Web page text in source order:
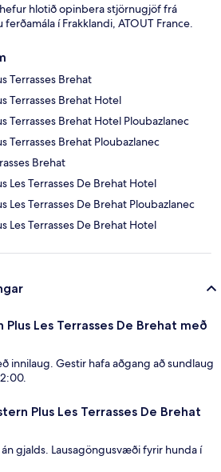
hlotið opinbera stjörnugjöf frá
í Frakklandi, ATOUT France.
Terrasses Brehat
Terrasses Brehat Hotel
Terrasses Brehat Hotel Ploubazlanec
Terrasses Brehat Ploubazlanec
Brehat
Les Terrasses De Brehat Hotel
Les Terrasses De Brehat Ploubazlanec
Les Terrasses De Brehat Hotel
Plus Les Terrasses De Brehat með
innilaug. Gestir hafa aðgang að sundlaug
Plus Les Terrasses De Brehat
gjalds. Lausagöngusvæði fyrir hunda í